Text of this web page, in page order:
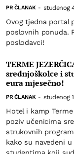
PR ČLANAK - studenog
Ovog tjedna portal
poslovnih ponuda.
poslodavci!
TERME
srednjoškolce i
eura mjesečno!
PR ČLANAK - studenog
Hotel i kamp
poziv učenicima
strukovnih
kako su navedeni